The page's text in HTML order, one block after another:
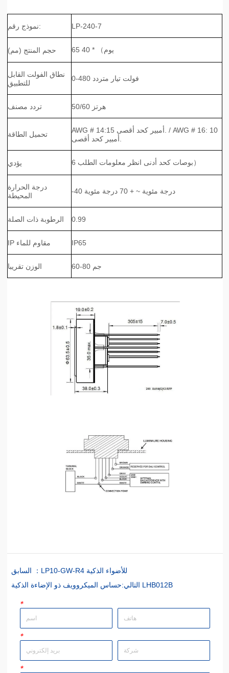
السابق ：
LP10-GW-R4 للأضواء الذكية
التالي: حساس الميكروويف ذو الإضاءة الذكية LHB012B
*
*
*